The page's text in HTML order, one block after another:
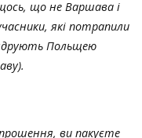
що не Варшава і
які потрапили
Польщею
ви пакуєте